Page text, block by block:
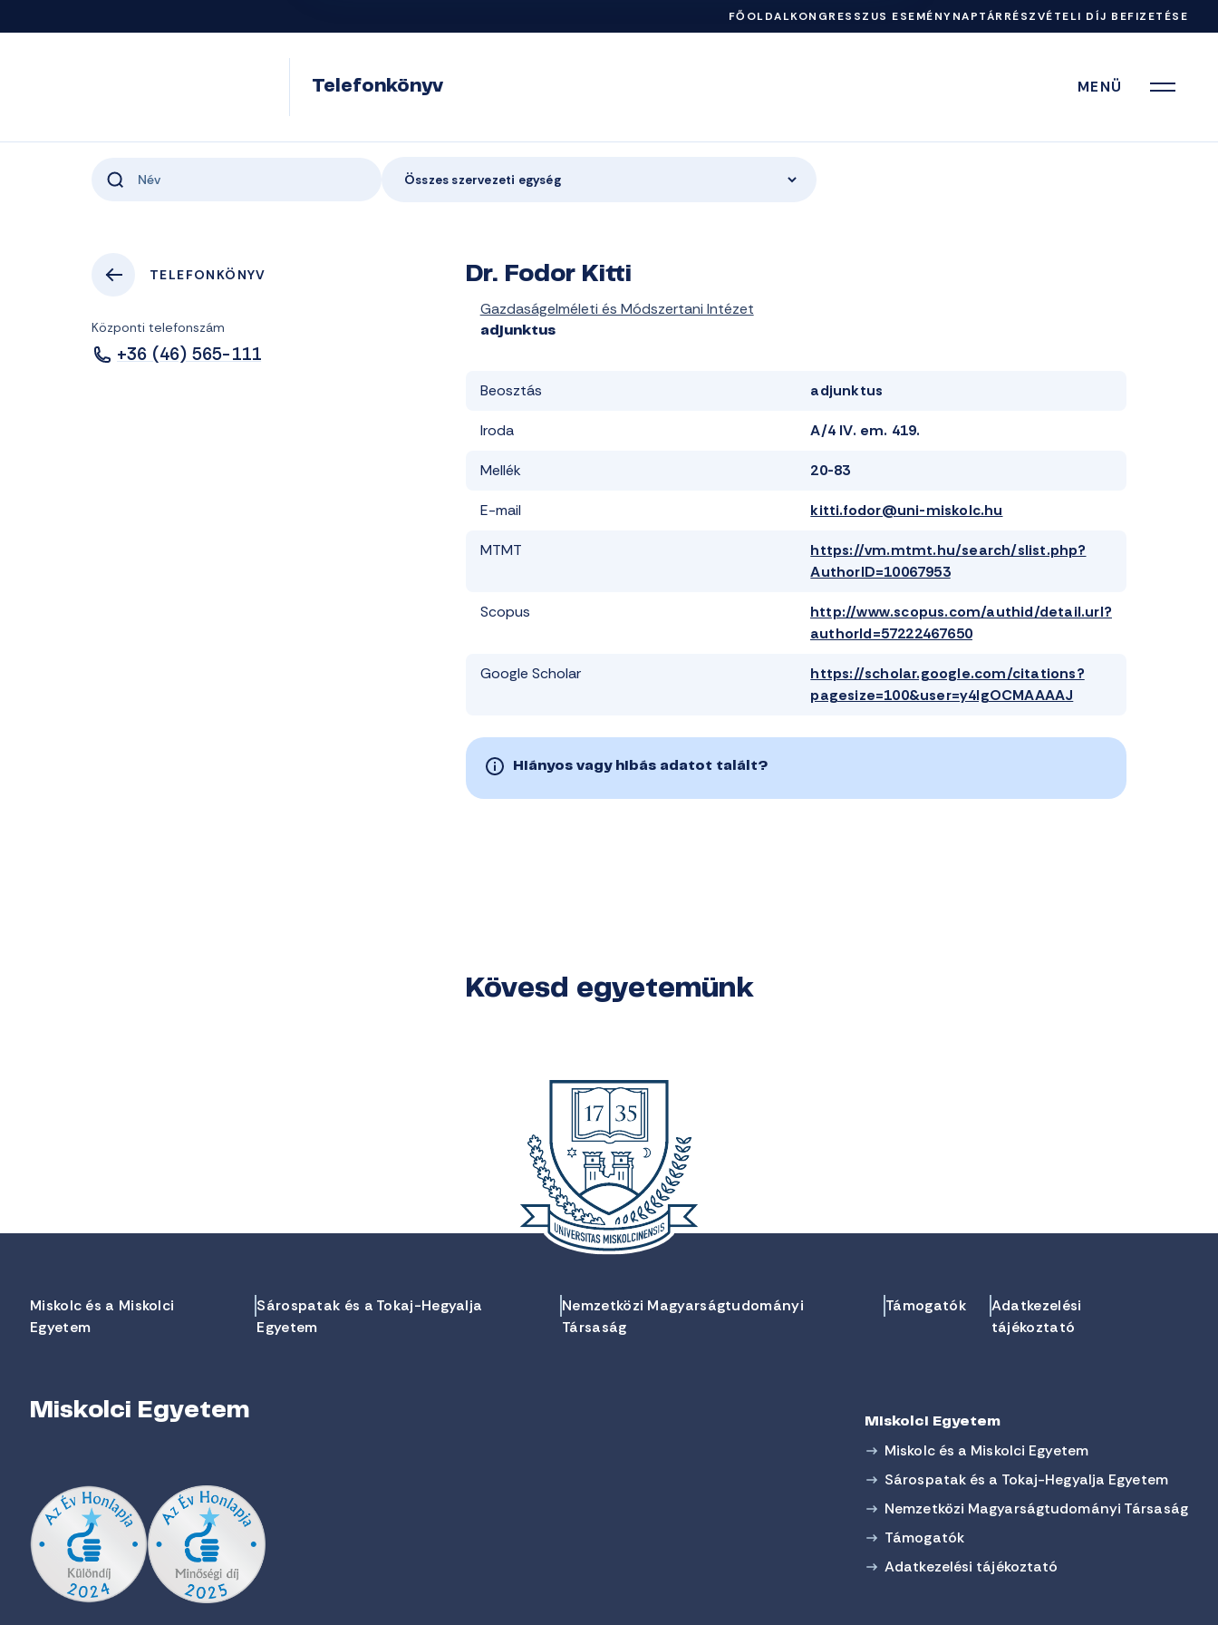
FŐOLDALKONGRESSZUS ESEMÉNYNAPTÁRRÉSZVÉTELI DÍJ BEFIZETÉSE
Telefonkönyv MENÜ
Összes szervezeti egység
TELEFONKÖNYV
Központi telefonszám
+36 (46) 565-111
Dr. Fodor Kitti
Gazdaságelméleti és Módszertani Intézet
adjunktus
Beosztás adjunktus
Iroda A/4 IV. em. 419.
Mellék 20-83
E-mail kitti.fodor@uni-miskolc.hu
MTMT
https://vm.mtmt.hu/search/slist.php?
AuthorID=10067953
Scopus
http://www.scopus.com/authid/detail.url?
authorId=57222467650
Google Scholar
https://scholar.google.com/citations?
pagesize=100&user=y4IgOCMAAAAJ
Hiányos vagy hibás adatot talált?
Kövesd egyetemünk
Miskolc és a Miskolci
Egyetem
Sárospatak és a Tokaj-Hegyalja
Egyetem
Nemzetközi Magyarságtudományi
Társaság
Támogatók
Adatkezelési
tájékoztató
Miskolci Egyetem Miskolci Egyetem
Miskolc és a Miskolci Egyetem
Sárospatak és a Tokaj-Hegyalja Egyetem
Nemzetközi Magyarságtudományi Társaság
Támogatók
Adatkezelési tájékoztató